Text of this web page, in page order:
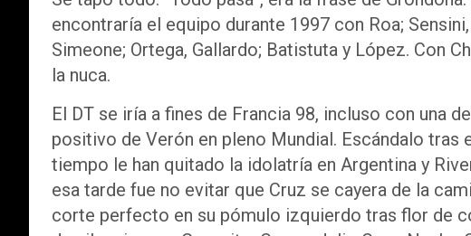
encontraría el equipo durante 1997 con Roa;
Simeone; Ortega, Gallardo; Batistuta y López. Con
la nuca.
El DT se iría a fines de Francia 98, incluso con una
positivo de Verón en pleno Mundial. Escándalo tras
tiempo le han quitado la idolatría en Argentina y
esa tarde fue no evitar que Cruz se cayera de la
corte perfecto en su pómulo izquierdo tras flor de